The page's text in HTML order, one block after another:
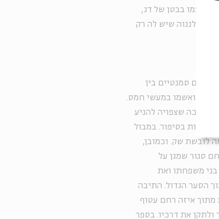
את עצמו בבטן של דג,
לננוה שיש לה רק
קשרים סמנטיים בין
ננוה הואשמו במעשי חמס.
אנשי ננוה מהפיכה שצפויה להגיע
הבהמות בסיפור. במבול
לובשת שק. וכמובן,
סגור שמגן על
משפחתו ואת
הסער הגדול. התיבה
מתוך איזה רחם עטוף
ולתקן את דרכיו. בספר